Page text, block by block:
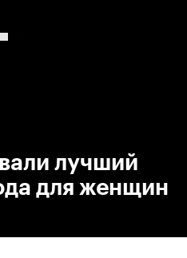
лучший
для женщин